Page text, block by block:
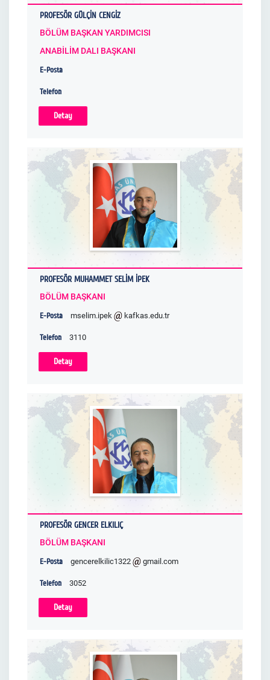
PROFESÖR GÜLÇİN CENGİZ
BÖLÜM BAŞKAN YARDIMCISI
ANABİLİM DALI BAŞKANI
E-Posta
Telefon
Detay
PROFESÖR MUHAMMET SELİM İPEK
BÖLÜM BAŞKANI
E-Posta
mselim.ipek kafkas.edu.tr
Telefon 3110
Detay
PROFESÖR GENCER ELKILIÇ
BÖLÜM BAŞKANI
E-Posta
gencerelkilic1322 gmail.com
Telefon 3052
Detay